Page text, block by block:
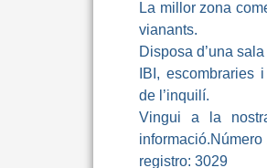
La millor zona
vianants.
Disposa d’una
IBI, escombraries
de l’inquilí.
Vingui a la
registro: 3029